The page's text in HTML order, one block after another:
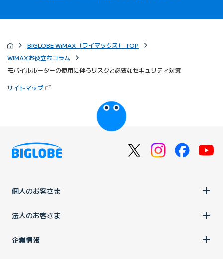
BIGLOBE WiMAX（ワイマックス） TOP
WiMAXお役立ちコラム
モバイルルーターの使用に伴うリスクと必要なセキュリティ対策
サイトマップ（新しいタブで開きます）
びっぷるのページ
個人のお客さま
法人のお客さま
企業情報